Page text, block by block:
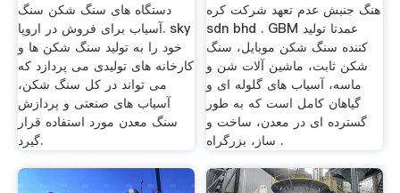
دستگاه های سنگ شکن سنگ
آسیاب برای فروش در اروپا. sky
خود را به تولید سنگ شکن ها و
کارخانه های تولیدی می پردازد که
می تواند در کل سنگ شکن،
آسیاب های صنعتی و پردازش
سنگ معدن مورد استفاده قرار
گیرد.
هنگ جنبش عدم تعهد شرکت کره
sdn bhd . GBM عمدتا تولید
کننده سنگ شکن موبایل، سنگ
شکن ثابت، ماشین آلات شن و
ماسه، آسیاب های گلوله ای و
گیاهان کامل است که به طور
گسترده ای در معدن، ساخت و
ساز، بزرگراه .